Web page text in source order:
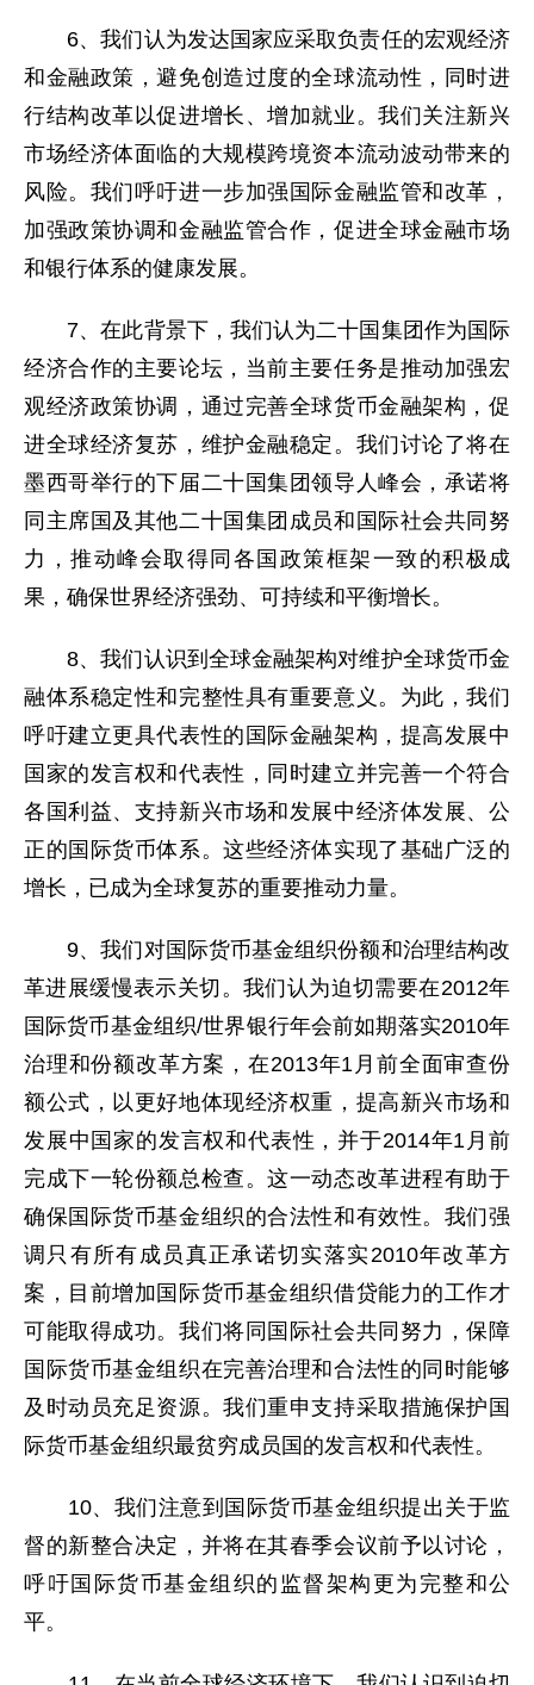
6、我们认为发达国家应采取负责任的宏观经济
和金融政策，避免创造过度的全球流动性，同时进
行结构改革以促进增长、增加就业。我们关注新兴
市场经济体面临的大规模跨境资本流动波动带来的
风险。我们呼吁进一步加强国际金融监管和改革，
加强政策协调和金融监管合作，促进全球金融市场
和银行体系的健康发展。
7、在此背景下，我们认为二十国集团作为国际
经济合作的主要论坛，当前主要任务是推动加强宏
观经济政策协调，通过完善全球货币金融架构，促
进全球经济复苏，维护金融稳定。我们讨论了将在
墨西哥举行的下届二十国集团领导人峰会，承诺将
同主席国及其他二十国集团成员和国际社会共同努
力，推动峰会取得同各国政策框架一致的积极成
果，确保世界经济强劲、可持续和平衡增长。
8、我们认识到全球金融架构对维护全球货币金
融体系稳定性和完整性具有重要意义。为此，我们
呼吁建立更具代表性的国际金融架构，提高发展中
国家的发言权和代表性，同时建立并完善一个符合
各国利益、支持新兴市场和发展中经济体发展、公
正的国际货币体系。这些经济体实现了基础广泛的
增长，已成为全球复苏的重要推动力量。
9、我们对国际货币基金组织份额和治理结构改
革进展缓慢表示关切。我们认为迫切需要在2012年
国际货币基金组织/世界银行年会前如期落实2010年
治理和份额改革方案，在2013年1月前全面审查份
额公式，以更好地体现经济权重，提高新兴市场和
发展中国家的发言权和代表性，并于2014年1月前
完成下一轮份额总检查。这一动态改革进程有助于
确保国际货币基金组织的合法性和有效性。我们强
调只有所有成员真正承诺切实落实2010年改革方
案，目前增加国际货币基金组织借贷能力的工作才
可能取得成功。我们将同国际社会共同努力，保障
国际货币基金组织在完善治理和合法性的同时能够
及时动员充足资源。我们重申支持采取措施保护国
际货币基金组织最贫穷成员国的发言权和代表性。
10、我们注意到国际货币基金组织提出关于监
督的新整合决定，并将在其春季会议前予以讨论，
呼吁国际货币基金组织的监督架构更为完整和公
平。